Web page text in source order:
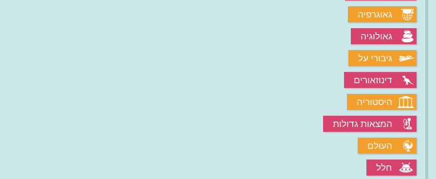
גאוגרפיה
גאולוגיה
גיבורי על
דינוזאורים
היסטוריה
המצאות גדולות
העולם
חלל